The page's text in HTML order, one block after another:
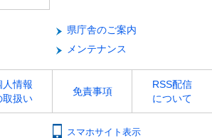
県庁舎のご案内
メンテナンス
人情報
取扱い
免責事項
RSS配信
について
スマホサイト表示